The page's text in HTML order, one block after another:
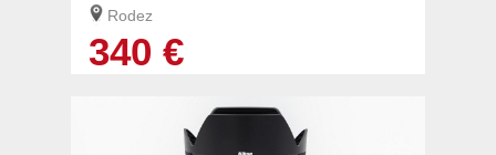
Rodez
340 €